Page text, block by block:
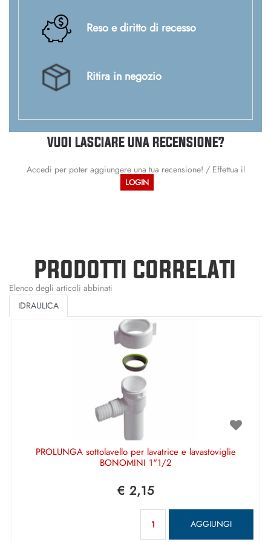
Reso e diritto di recesso
Ritira in negozio
VUOI LASCIARE UNA RECENSIONE?
Accedi per poter aggiungere una tua recensione! / Effettua il
LOGIN
PRODOTTI CORRELATI
Elenco degli articoli abbinati
IDRAULICA
PROLUNGA sottolavello per lavatrice e lavastoviglie
BONOMINI 1"1/2
€ 2,15
AGGIUNGI